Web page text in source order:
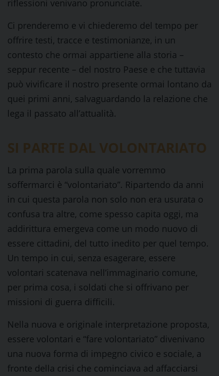
riflessioni venivano pronunciate.
Ci prenderemo e vi chiederemo del tempo per
offrire testi, tracce e testimonianze, in un
contesto che ormai appartiene alla storia –
seppur recente – del nostro Paese e che tuttavia
può vivificare il nostro presente ormai lontano da
quei primi anni, salvaguardando la relazione che
lega il passato all’attualità.
SI PARTE DAL VOLONTARIATO
La prima parola sulla quale vorremmo
soffermarci è “volontariato”. Ripartendo da anni
in cui questa parola non solo non era usurata o
confusa tra altre, come spesso capita oggi, ma
addirittura emergeva come un modo nuovo di
essere cittadini, del tutto inedito per quel tempo.
Un tempo in cui, senza esagerare, essere
volontari scatenava nell’immaginario comune,
per prima cosa, i soldati che si offrivano per
missioni di guerra difficili.
Nella nuova e originale interpretazione proposta,
essere volontari e “fare volontariato” divenivano
una nuova forma di impegno civico e sociale, a
fronte della crisi che cominciava ad affacciarsi